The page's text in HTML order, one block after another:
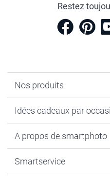
Restez
Nos produits
Calendrier photo & Agenda
Tirage photo &
Faire-part & Cartes
Idées cadeaux par
Anniversaire
Naissance & baptême
A propos de smartphoto
Plan du site
Smartservice